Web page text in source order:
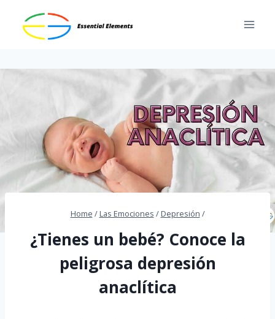
content
Home / Las Emociones / Depresión /
¿Tienes un bebé? Conoce la
peligrosa depresión
anaclítica